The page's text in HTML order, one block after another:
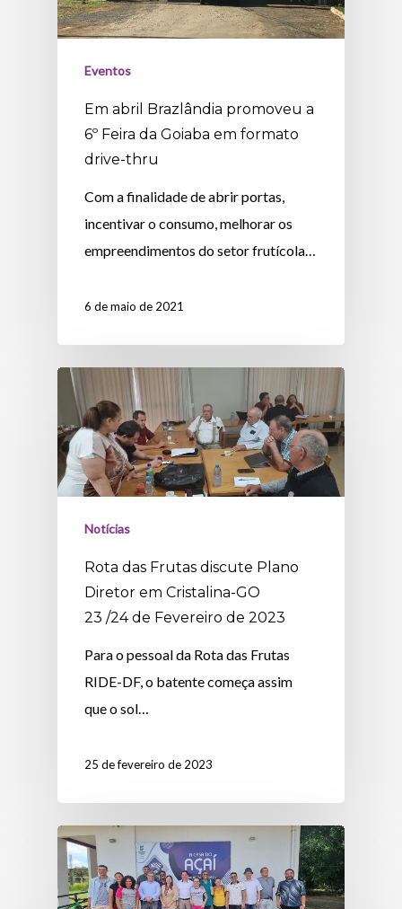
Eventos
Em abril Brazlândia promoveu a
6º Feira da Goiaba em formato
drive-thru
Com a finalidade de abrir portas,
incentivar o consumo, melhorar os
empreendimentos do setor frutícola…
6 de maio de 2021
Notícias
Rota das Frutas discute Plano
Diretor em Cristalina-GO
23 /24 de Fevereiro de 2023
Para o pessoal da Rota das Frutas
RIDE-DF, o batente começa assim
que o sol…
25 de fevereiro de 2023